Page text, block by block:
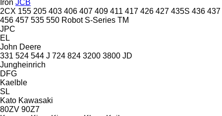
Iron JCB
2CX 155 205 403 406 407 409 411 417 426 427 435S 436 437
456 457 535 550 Robot S-Series TM
JPC
EL
John Deere
331 524 544 J 724 824 3200 3800 JD
Jungheinrich
DFG
Kaelble
SL
Kato Kawasaki
80ZV 90Z7